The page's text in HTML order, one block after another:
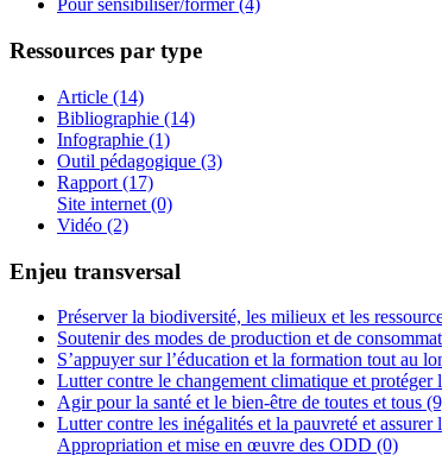
Pour sensibiliser/former (4)
Ressources par type
Article (14)
Bibliographie (14)
Infographie (1)
Outil pédagogique (3)
Rapport (17)
Site internet (0)
Vidéo (2)
Enjeu transversal
Préserver la biodiversité, les milieux et les
Soutenir des modes de production et de
S’appuyer sur l’éducation et la formation tout au
Lutter contre le changement climatique et protéger
Agir pour la santé et le bien-être de toutes et tous
Lutter contre les inégalités et la pauvreté et
Appropriation et mise en œuvre des ODD (0)